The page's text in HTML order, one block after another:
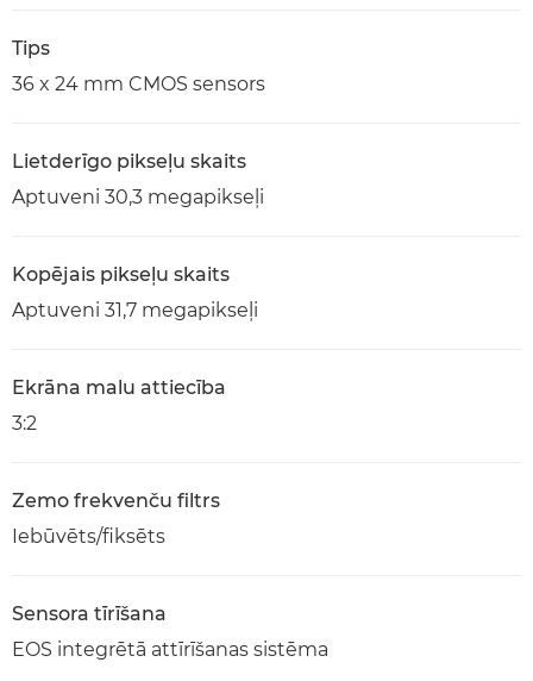
Tips
36 x 24 mm CMOS sensors
Lietderīgo pikseļu skaits
Aptuveni 30,3 megapikseļi
Kopējais pikseļu skaits
Aptuveni 31,7 megapikseļi
Ekrāna malu attiecība
3:2
Zemo frekvenču filtrs
Iebūvēts/fiksēts
Sensora tīrīšana
EOS integrētā attīrīšanas sistēma